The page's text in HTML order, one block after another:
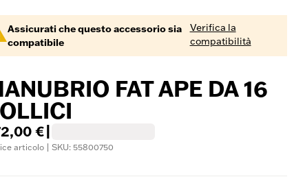
Assicurati che questo accessorio sia
compatibile
Verifica la
compatibilità
FAT APE DA 16
€
articolo | SKU: 55800750